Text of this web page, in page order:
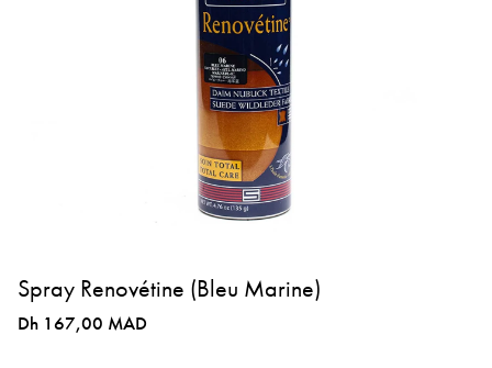
Spray Renovétine (Bleu Marine)
Dh 167,00 MAD